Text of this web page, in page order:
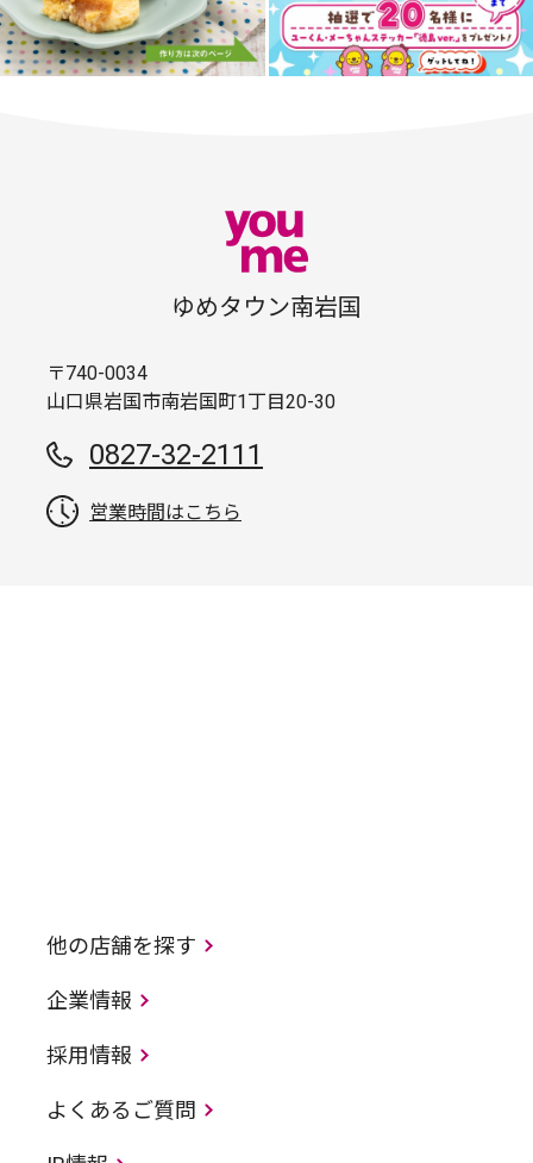
ゆめタウン南岩国
〒740-0034
山口県岩国市南岩国町1丁目20-30
0827-32-2111
営業時間はこちら
他の店舗を探す
企業情報
採用情報
よくあるご質問